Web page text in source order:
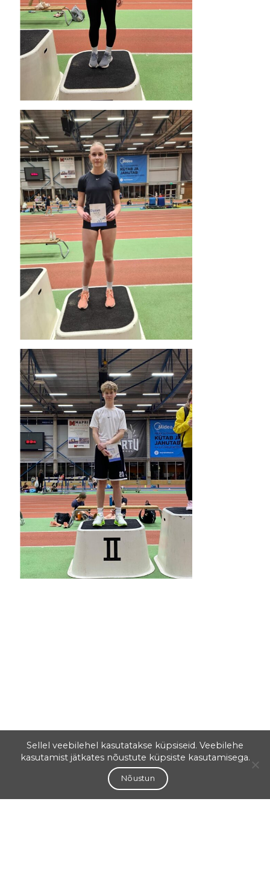
Sellel veebilehel kasutatakse küpsiseid. Veebilehe
kasutamist jätkates nõustute küpsiste kasutamisega.
Nõustun